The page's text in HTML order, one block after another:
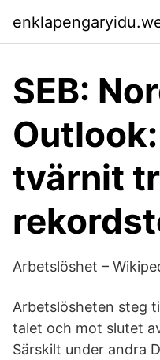
SEB:
tvärnit
Arbetslöshet –
Arbetslösheten steg
talet och mot slutet
Särskilt under andra